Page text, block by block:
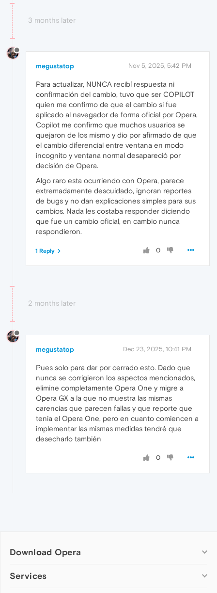
3 months later
megustatop Nov 5, 2025, 5:42 PM
Para actualizar, NUNCA recibí respuesta ni
confirmación del cambio, tuvo que ser COPILOT
quien me confirmo de que el cambio si fue
aplicado al navegador de forma oficial por Opera,
Copilot me confirmo que muchos usuarios se
quejaron de los mismo y dio por afirmado de que
el cambio diferencial entre ventana en modo
incognito y ventana normal desapareció por
decisión de Opera.
Algo raro esta ocurriendo con Opera, parece
extremadamente descuidado, ignoran reportes
de bugs y no dan explicaciones simples para sus
cambios. Nada les costaba responder diciendo
que fue un cambio oficial, en cambio nunca
respondieron.
0
1 Reply
2 months later
megustatop Dec 23, 2025, 10:41 PM
Pues solo para dar por cerrado esto. Dado que
nunca se corrigieron los aspectos mencionados,
elimine completamente Opera One y migre a
Opera GX a la que no muestra las mismas
carencias que parecen fallas y que reporte que
tenia el Opera One, pero en cuanto comiencen a
implementar las mismas medidas tendré que
desecharlo también
0
Download Opera
Computer browsers
Services